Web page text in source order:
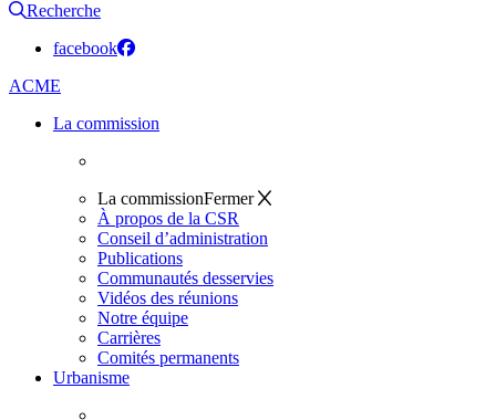
Recherche
facebook
ACME
La commission
La commissionFermer
À propos de la CSR
Conseil d’administration
Publications
Communautés desservies
Vidéos des réunions
Notre équipe
Carrières
Comités permanents
Urbanisme